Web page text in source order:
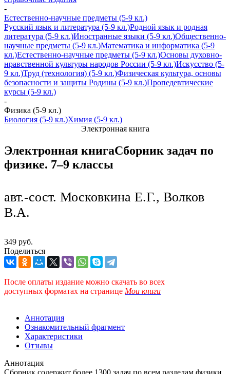
-
Естественно-научные предметы (5-9 кл.)
Русский язык и литература (5-9 кл.)Родной язык и родная
литература (5-9 кл.)Иностранные языки (5-9 кл.)Общественно-
научные предметы (5-9 кл.)Математика и информатика (5-9
кл.)Естественно-научные предметы (5-9 кл.)Основы духовно-
нравственной культуры народов России (5-9 кл.)Искусство (5-
9 кл.)Труд (технология) (5-9 кл.)Физическая культура, основы
безопасности и защиты Родины (5-9 кл.)Пропедевтические
курсы (5-9 кл.)
-
Физика (5-9 кл.)
Биология (5-9 кл.)Химия (5-9 кл.)
Электронная книга
Электронная книгаСборник задач по
физике. 7–9 классы
авт.-сост. Московкина Е.Г., Волков
В.А.
349 руб.
Поделиться
После оплаты издание можно скачать во всех
доступных форматах на странице Мои книги
Аннотация
Ознакомительный фрагмент
Характеристики
Отзывы
Аннотация
Сборник содержит более 1300 задач по всем разделам физики,